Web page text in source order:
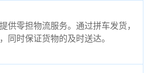
供零担物流服务。通过拼车发货，
同时保证货物的及时送达。